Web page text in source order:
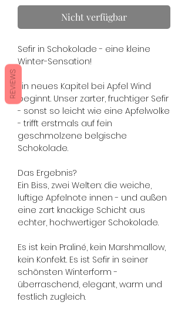
Nicht verfügbar
Sefir in Schokolade - eine kleine
Winter-Sensation!
Ein neues Kapitel bei Apfel Wind
beginnt. Unser zarter, fruchtiger Sefir
- sonst so leicht wie eine Apfelwolke
- trifft erstmals auf fein
geschmolzene belgische
Schokolade.
Das Ergebnis?
Ein Biss, zwei Welten: die weiche,
luftige Apfelnote innen - und außen
eine zart knackige Schicht aus
echter, hochwertiger Schokolade.
Es ist kein Praliné, kein Marshmallow,
kein Konfekt. Es ist Sefir in seiner
schönsten Winterform -
überraschend, elegant, warm und
festlich zugleich.
REVIEWS